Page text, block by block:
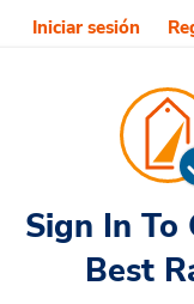
Iniciar sesión
Rent a
Sign In To
Best